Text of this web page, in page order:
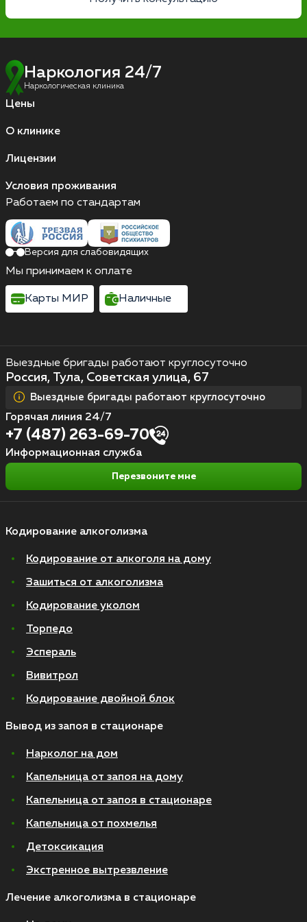
Наркология 24/7
Наркологическая клиника
Цены
О клинике
Лицензии
Условия проживания
Кодирование алкоголизма
Кодирование от алкоголя на дому
Зашиться от алкоголизма
Кодирование уколом
Торпедо
Эспераль
Вивитрол
Кодирование двойной блок
Вывод из запоя в стационаре
Нарколог на дом
Капельница от запоя на дому
Капельница от запоя в стационаре
Капельница от похмелья
Детоксикация
Экстренное вытрезвление
Лечение алкоголизма в стационаре
Выездные бригады работают круглосуточно
Россия, Тула, Советская улица, 67
Выездные бригады работают круглосуточно
Горячая линия 24/7
+7 (487) 263-69-70
Информационная служба
Перезвоните мне
Работаем по стандартам
Версия для слабовидящих
Мы принимаем к оплате
Карты МИР Наличные